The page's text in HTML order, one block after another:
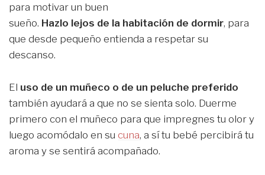
para motivar un buen
sueño. Hazlo lejos de la habitación de dormir, para
que desde pequeño entienda a respetar su
descanso.
El uso de un muñeco o de un peluche preferido
también ayudará a que no se sienta solo. Duerme
primero con el muñeco para que impregnes tu olor y
luego acomódalo en su cuna, a sí tu bebé percibirá tu
aroma y se sentirá acompañado.